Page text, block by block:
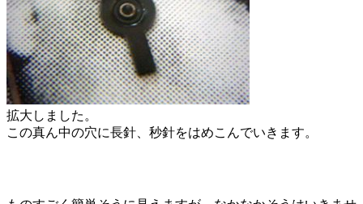
拡大しました。
この真ん中の穴に長針、秒針をはめこんでいきます。